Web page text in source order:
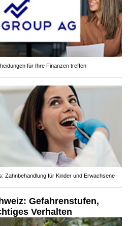
für Ihre Finanzen treffen
Zahnbehandlung für Kinder und Erwachsene
Gefahrenstufen,
Verhalten